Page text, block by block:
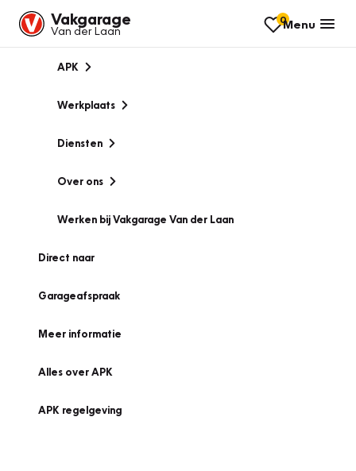
Vakgarage
Van der Laan
0Menu
APK
Werkplaats
Diensten
Over ons
Werken bij Vakgarage Van der Laan
Direct naar
Garageafspraak
Meer informatie
Alles over APK
APK regelgeving